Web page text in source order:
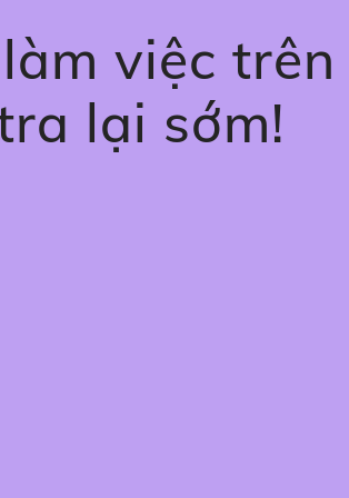
việc
lại sớm!